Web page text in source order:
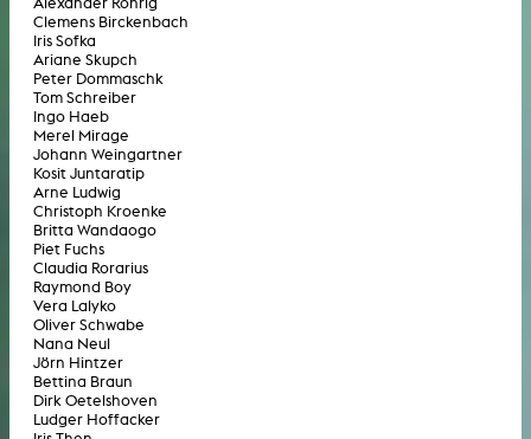
Clemens Birckenbach
Iris Sofka
Ariane Skupch
Peter Dommaschk
Tom Schreiber
Ingo Haeb
Merel Mirage
Johann Weingartner
Kosit Juntaratip
Arne Ludwig
Christoph Kroenke
Britta Wandaogo
Piet Fuchs
Claudia Rorarius
Raymond Boy
Vera Lalyko
Oliver Schwabe
Nana Neul
Jörn Hintzer
Bettina Braun
Dirk Oetelshoven
Ludger Hoffacker